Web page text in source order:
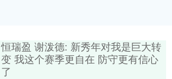
恒瑞盈 谢泼德: 新秀年对我是巨大转
变 我这个赛季更自在 防守更有信心
了